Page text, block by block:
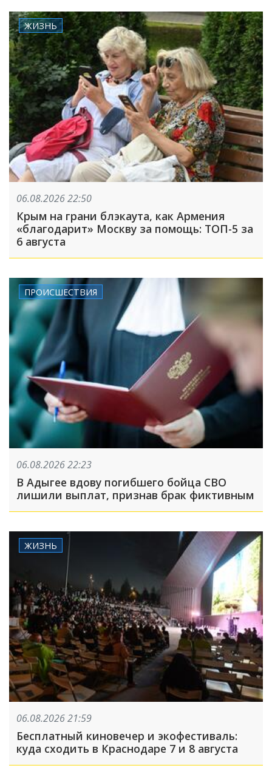
ЖИЗНЬ
06.08.2026 22:50
Крым на грани блэкаута, как Армения
«благодарит» Москву за помощь: ТОП-5 за
6 августа
ПРОИСШЕСТВИЯ
06.08.2026 22:23
В Адыгее вдову погибшего бойца СВО
лишили выплат, признав брак фиктивным
ЖИЗНЬ
06.08.2026 21:59
Бесплатный киновечер и экофестиваль:
куда сходить в Краснодаре 7 и 8 августа